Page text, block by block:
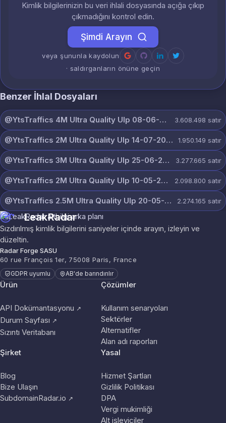
Kimlik bilgilerinizin bu veri ihlali dosyasında açığa çıkıp
çıkmadığını kontrol edin.
Şimdi Arayın
veya şununla kaydolun
· saldırganların önüne geçin
Benzer İhlal Dosyaları
@YtsTraffics 4M Ultra Quality Ulp 08-06-2026.txt 3.608.498 satır
@YtsTraffics 2M Ultra Quality Ulp 14-07-2026.txt 1.950.149 satır
@YtsTraffics 3M Ultra Quality Ulp 25-06-2026.txt 3.277.665 satır
@YtsTraffics 2M Ultra Quality Ulp 10-05-2026.txt 2.098.800 satır
@YtsTraffics 2.5M Ultra Quality Ulp 20-05-2026.txt 2.274.165 satır
LeakRadar
Sızdırılmış kimlik bilgilerini saniyeler içinde arayın, izleyin ve
düzeltin.
Radar Forge SASU
60 rue François 1er, 75008 Paris, France
GDPR uyumlu AB'de barındırılır
Ürün
API Dokümantasyonu ↗
Durum Sayfası ↗
Sızıntı Veritabanı
Çözümler
Kullanım senaryoları
Sektörler
Alternatifler
Alan adı raporları
Şirket
Blog
Bize Ulaşın
SubdomainRadar.io ↗
Yasal
Hizmet Şartları
Gizlilik Politikası
DPA
Vergi mukimliği
Alt işleyiciler